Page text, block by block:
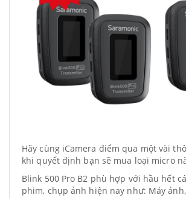
Hãy cùng iCamera điểm qua một vài
khi quyết định bạn sẽ mua loại micro
Blink 500 Pro B2 phù hợp với hầu hết
phim, chụp ảnh hiện nay như: Máy